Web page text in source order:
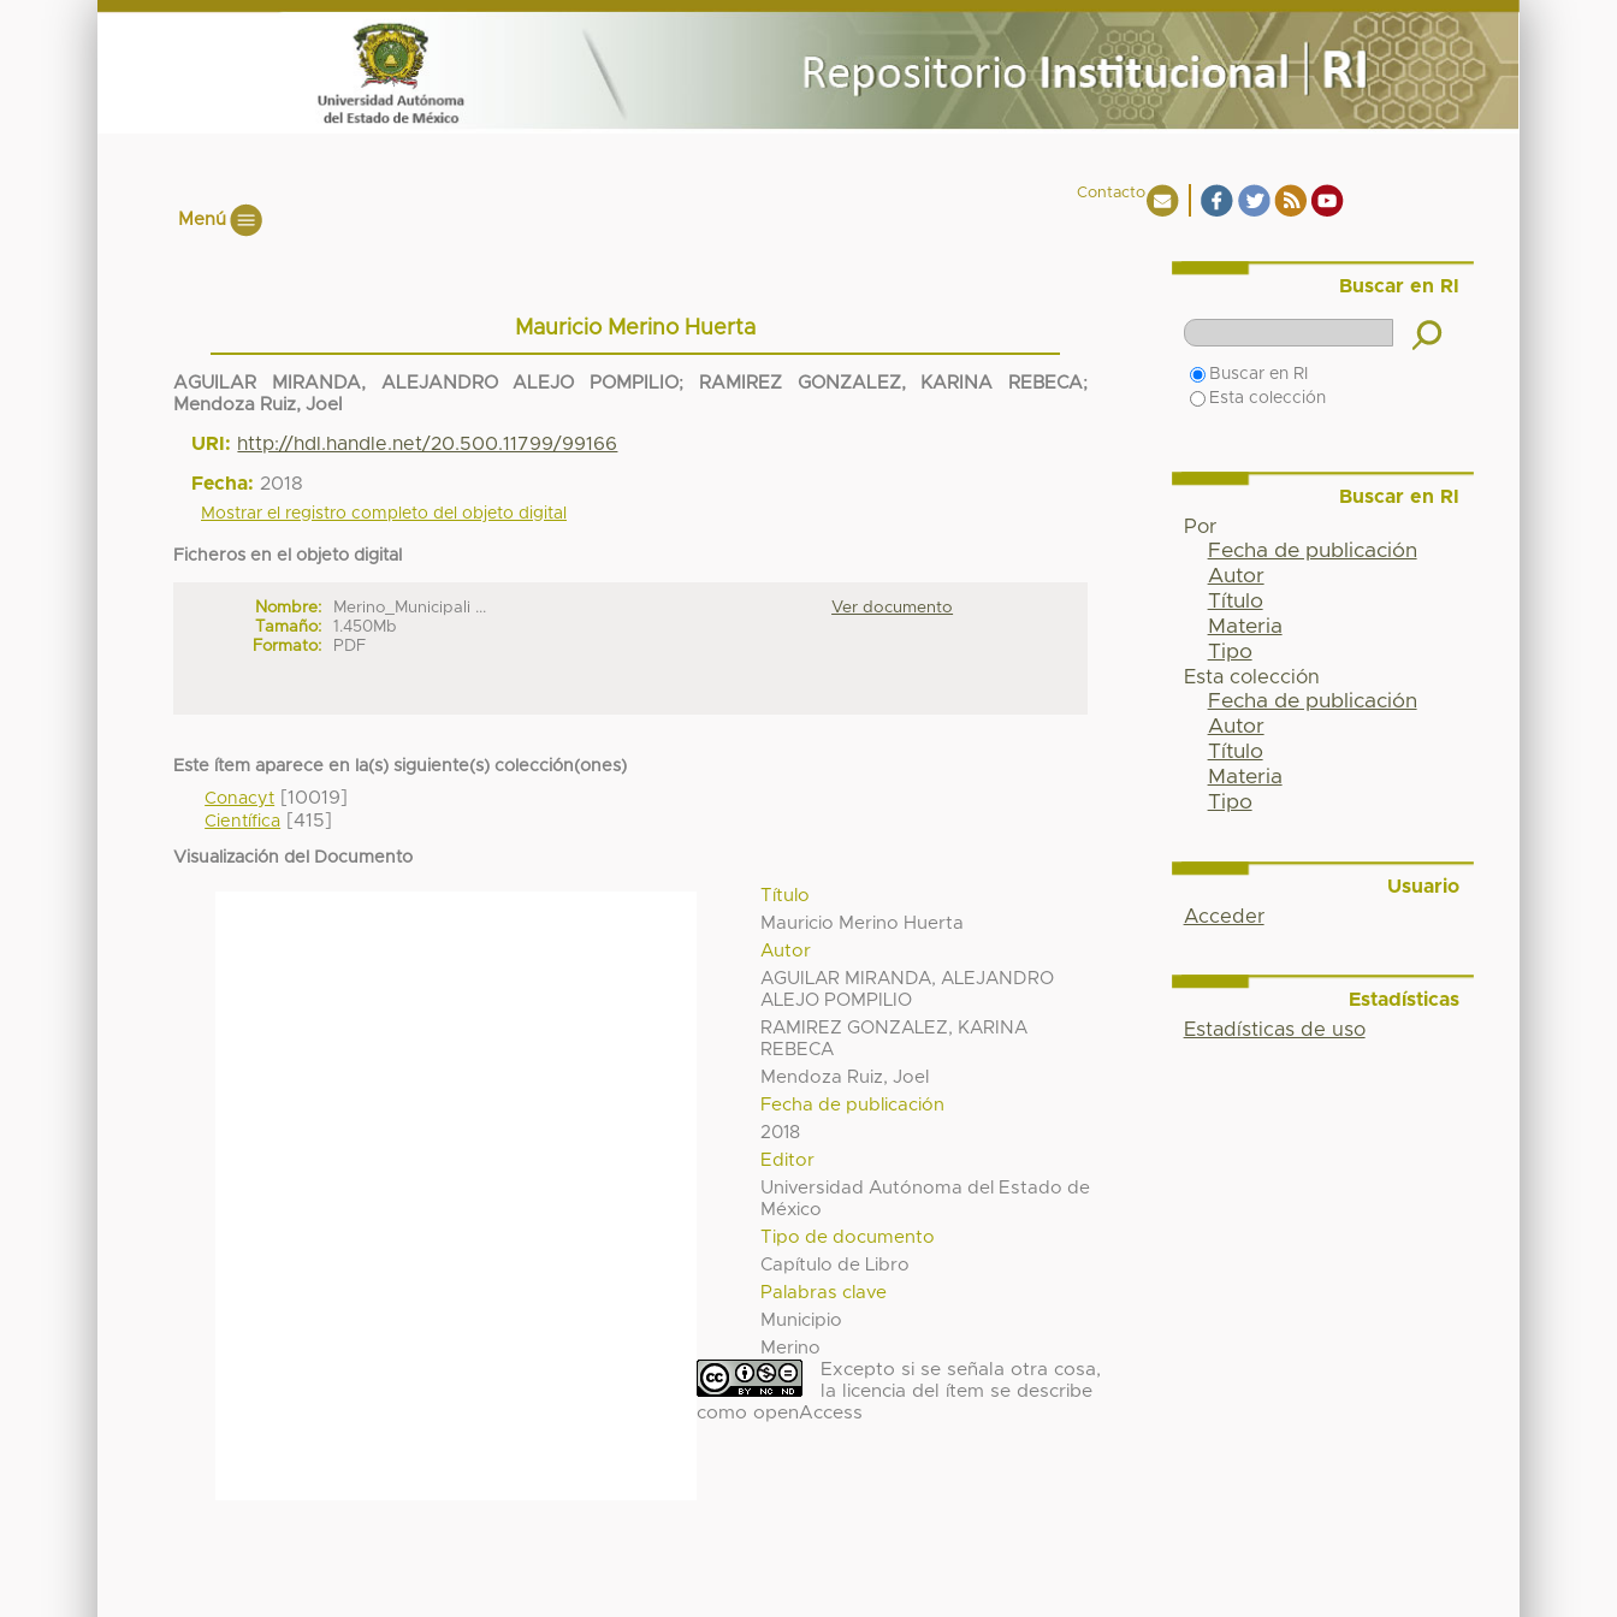
Contacto
Menú
Mauricio Merino Huerta
AGUILAR MIRANDA, ALEJANDRO ALEJO POMPILIO; RAMIREZ GONZALEZ, KARINA REBECA;
Mendoza Ruiz, Joel
URI: http://hdl.handle.net/20.500.11799/99166
Fecha: 2018
Mostrar el registro completo del objeto digital
Ficheros en el objeto digital
Nombre:
Merino_Municipali ...
Tamaño:
1.450Mb
Formato:
PDF
Ver documento
Este ítem aparece en la(s) siguiente(s) colección(ones)
Conacyt [10019]
Científica [415]
Visualización del Documento
Título
Mauricio Merino Huerta
Autor
AGUILAR MIRANDA, ALEJANDRO
ALEJO POMPILIO
RAMIREZ GONZALEZ, KARINA
REBECA
Mendoza Ruiz, Joel
Fecha de publicación
2018
Editor
Universidad Autónoma del Estado de
México
Tipo de documento
Capítulo de Libro
Palabras clave
Municipio
Merino
Excepto si se señala otra cosa,
la licencia del ítem se describe
como openAccess
Buscar en RI
Buscar en RI
Esta colección
Buscar en RI
Por
Fecha de publicación
Autor
Título
Materia
Tipo
Esta colección
Fecha de publicación
Autor
Título
Materia
Tipo
Usuario
Acceder
Estadísticas
Estadísticas de uso